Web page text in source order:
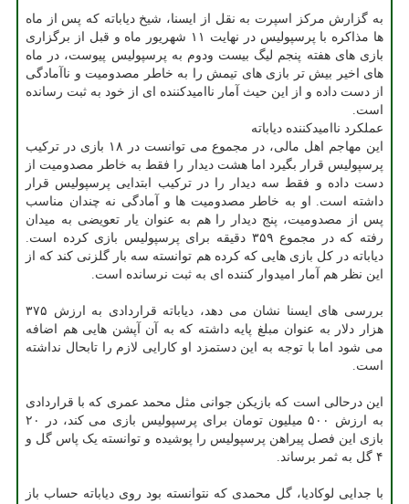
به گزارش مرکز اسپرت به نقل از ایسنا، شیخ دیاباته که پس از ماه
ها مذاکره با پرسپولیس در نهایت ۱۱ شهریور ماه و قبل از برگزاری
بازی های هفته پنجم لیگ بیست ودوم به پرسپولیس پیوست، در ماه
های اخیر بیش تر بازی های تیمش را به خاطر مصدومیت و ناآمادگی
از دست داده و از این حیث آمار ناامیدکننده ای از خود به ثبت رسانده
است.
عملکرد ناامیدکننده دیاباته
این مهاجم اهل مالی، در مجموع می توانست در ۱۸ بازی در ترکیب
پرسپولیس قرار بگیرد اما هشت دیدار را فقط به خاطر مصدومیت از
دست داده و فقط سه دیدار را در ترکیب ابتدایی پرسپولیس قرار
داشته است. او به خاطر مصدومیت ها و آمادگی نه چندان مناسب
پس از مصدومیت، پنج دیدار را هم به عنوان یار تعویضی به میدان
رفته که در مجموع ۳۵۹ دقیقه برای پرسپولیس بازی کرده است.
دیاباته در کل بازی هایی که کرده هم توانسته سه بار گلزنی کند که از
این نظر هم آمار امیدوار کننده ای به ثبت نرسانده است.
بررسی های ایسنا نشان می دهد، دیاباته قراردادی به ارزش ۳۷۵
هزار دلار به عنوان مبلغ پایه داشته که به آن آپشن هایی هم اضافه
می شود اما با توجه به این دستمزد او کارایی لازم را تابحال نداشته
است.
این درحالی است که بازیکن جوانی مثل محمد عمری که با قراردادی
به ارزش ۵۰۰ میلیون تومان برای پرسپولیس بازی می کند، در ۲۰
بازی این فصل پیراهن پرسپولیس را پوشیده و توانسته یک پاس گل و
۴ گل به ثمر برساند.
با جدایی لوکادیا، گل محمدی که نتوانسته بود روی دیاباته حساب باز